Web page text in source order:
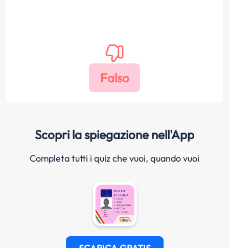
Scopri la spiegazione nell'App
Completa tutti i quiz che vuoi, quando vuoi